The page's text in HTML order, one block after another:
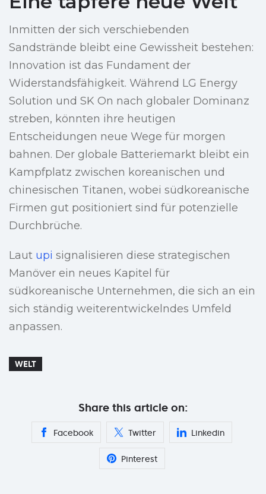
Inmitten der sich verschiebenden
Sandstrände bleibt eine Gewissheit bestehen:
Innovation ist das Fundament der
Widerstandsfähigkeit. Während LG Energy
Solution und SK On nach globaler Dominanz
streben, könnten ihre heutigen
Entscheidungen neue Wege für morgen
bahnen. Der globale Batteriemarkt bleibt ein
Kampfplatz zwischen koreanischen und
chinesischen Titanen, wobei südkoreanische
Firmen gut positioniert sind für potenzielle
Durchbrüche.
Laut upi signalisieren diese strategischen
Manöver ein neues Kapitel für
südkoreanische Unternehmen, die sich an ein
sich ständig weiterentwickelndes Umfeld
anpassen.
WELT
Share this article on:
Facebook Twitter Linkedin
Pinterest